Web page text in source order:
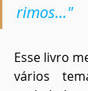
rimos..."
Esse livro
vários